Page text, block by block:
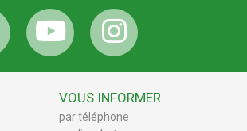
VOUS INFORMER
par téléphone